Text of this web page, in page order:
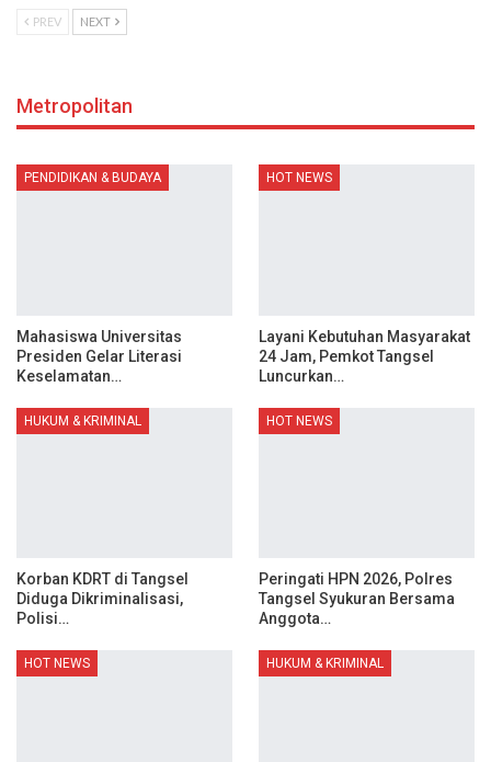
PREV NEXT
Metropolitan
PENDIDIKAN & BUDAYA
Mahasiswa Universitas
Presiden Gelar Literasi
Keselamatan…
HOT NEWS
Layani Kebutuhan Masyarakat
24 Jam, Pemkot Tangsel
Luncurkan…
HUKUM & KRIMINAL
Korban KDRT di Tangsel
Diduga Dikriminalisasi,
Polisi…
HOT NEWS
Peringati HPN 2026, Polres
Tangsel Syukuran Bersama
Anggota…
HOT NEWS HUKUM & KRIMINAL